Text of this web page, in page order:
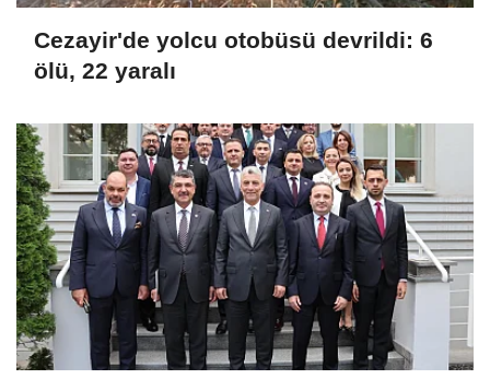
Cezayir'de yolcu otobüsü devrildi: 6
ölü, 22 yaralı